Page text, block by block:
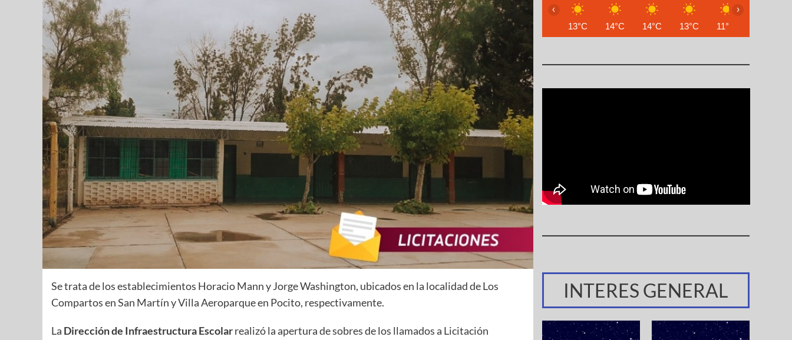
Se trata de los establecimientos Horacio Mann y Jorge Washington, ubicados en la localidad de Los
Compartos en San Martín y Villa Aeroparque en Pocito, respectivamente.
La Dirección de Infraestructura Escolarrealizó la apertura de sobres de los llamados a Licitación
13°C 14°C 14°C 13°C 11°C
‹ ›
INTERES GENERAL